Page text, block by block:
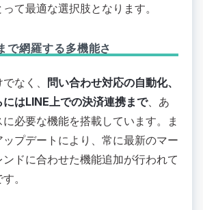
て最適な選択肢となります。
で網羅する多機能さ
なく、 問い合わせ対応の自動化、
はLINE上での決済連携まで、あ
必要な機能を搭載しています。ま
プデートにより、 常に最新のマー
ドに合わせた機能追加が行われて
す。